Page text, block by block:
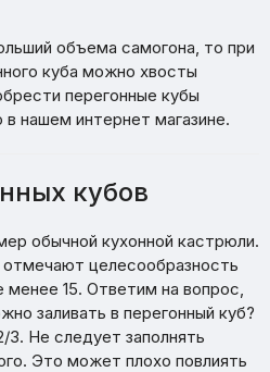
объема самогона, то при
куба можно хвосты
перегонные кубы
нашем интернет магазине.
кубов
обычной кухонной кастрюли.
целесообразность
менее 15. Ответим на вопрос,
заливать в перегонный куб?
Не следует заполнять
Это может плохо повлиять